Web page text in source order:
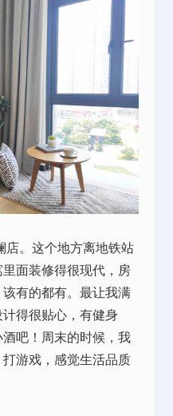
店。这个地方离地铁站
面装修得很现代，房
有的都有。最让我满
得很贴心，有健身
吧！周末的时候，我
游戏，感觉生活品质